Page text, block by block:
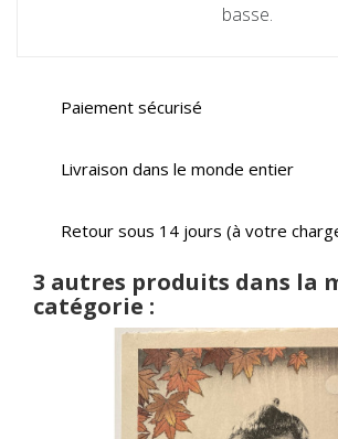
basse.
Paiement sécurisé
Livraison dans le monde entier
Retour sous 14 jours (à votre
3 autres produits dans la
catégorie :